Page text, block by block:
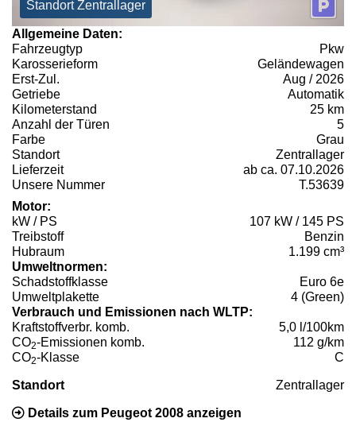
Standort Zentrallager
Allgemeine Daten:
Fahrzeugtyp
Pkw
Karosserieform
Geländewagen
Erst-Zul.
Aug / 2026
Getriebe
Automatik
Kilometerstand
25 km
Anzahl der Türen
5
Farbe
Grau
Standort
Zentrallager
Lieferzeit
ab ca. 07.10.2026
Unsere Nummer
T.53639
Motor:
kW / PS
107 kW / 145 PS
Treibstoff
Benzin
Hubraum
1.199 cm³
Umweltnormen:
Schadstoffklasse
Euro 6e
Umweltplakette
4 (Green)
Verbrauch und Emissionen nach WLTP:
Kraftstoffverbr. komb.
5,0 l/100km
CO2-Emissionen komb.
112 g/km
CO2-Klasse C
Standort Zentrallager
Details zum Peugeot 2008 anzeigen